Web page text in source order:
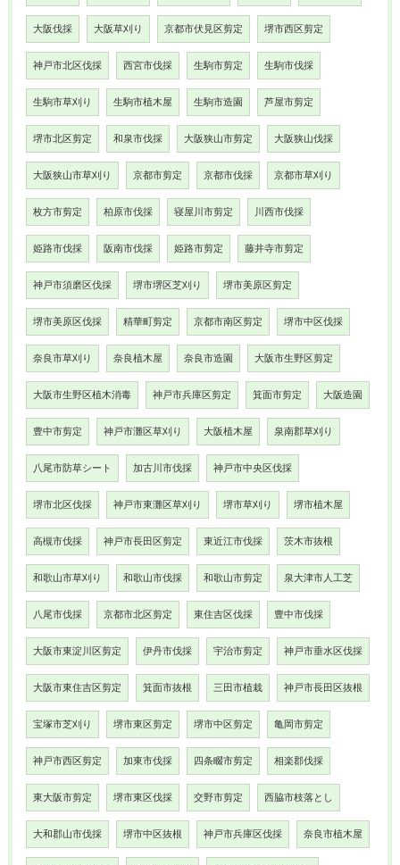
大阪伐採 大阪草刈り 京都市伏見区剪定 堺市西区剪定
神戸市北区伐採 西宮市伐採 生駒市剪定 生駒市伐採
生駒市草刈り 生駒市植木屋 生駒市造園 芦屋市剪定
堺市北区剪定 和泉市伐採 大阪狭山市剪定 大阪狭山伐採
大阪狭山市草刈り 京都市剪定 京都市伐採 京都市草刈り
枚方市剪定 柏原市伐採 寝屋川市剪定 川西市伐採
姫路市伐採 阪南市伐採 姫路市剪定 藤井寺市剪定
神戸市須磨区伐採 堺市堺区芝刈り 堺市美原区剪定
堺市美原区伐採 精華町剪定 京都市南区剪定 堺市中区伐採
奈良市草刈り 奈良植木屋 奈良市造園 大阪市生野区剪定
大阪市生野区植木消毒 神戸市兵庫区剪定 箕面市剪定 大阪造園
豊中市剪定 神戸市灘区草刈り 大阪植木屋 泉南郡草刈り
八尾市防草シート 加古川市伐採 神戸市中央区伐採
堺市北区伐採 神戸市東灘区草刈り 堺市草刈り 堺市植木屋
高槻市伐採 神戸市長田区剪定 東近江市伐採 茨木市抜根
和歌山市草刈り 和歌山市伐採 和歌山市剪定 泉大津市人工芝
八尾市伐採 京都市北区剪定 東住吉区伐採 豊中市伐採
大阪市東淀川区剪定 伊丹市伐採 宇治市剪定 神戸市垂水区伐採
大阪市東住吉区剪定 箕面市抜根 三田市植栽 神戸市長田区抜根
宝塚市芝刈り 堺市東区剪定 堺市中区剪定 亀岡市剪定
神戸市西区剪定 加東市伐採 四条畷市剪定 相楽郡伐採
東大阪市剪定 堺市東区伐採 交野市剪定 西脇市枝落とし
大和郡山市伐採 堺市中区抜根 神戸市兵庫区伐採 奈良市植木屋